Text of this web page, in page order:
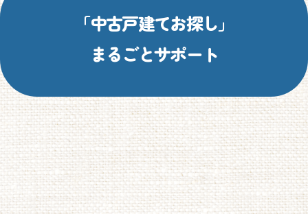
「中古戸建てお探し」
まるごとサポート